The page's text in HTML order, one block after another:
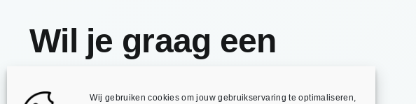
Wij gebruiken cookies om jouw gebruikservaring te optimaliseren,
Wil je graag een